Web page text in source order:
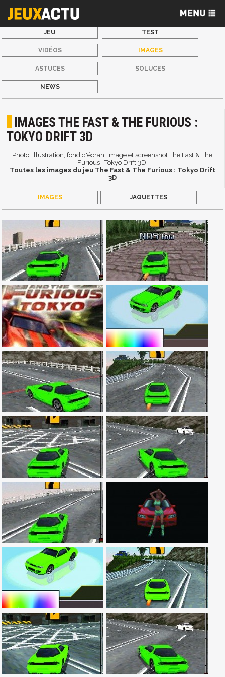
JEU TEST
VIDÉOS IMAGES
ASTUCES SOLUCES
NEWS
IMAGES THE FAST & THE FURIOUS :
TOKYO DRIFT 3D
Photo, Illustration, fond d'écran, image et screenshot The Fast & The
Furious : Tokyo Drift 3D.
Toutes les images du jeu The Fast & The Furious : Tokyo Drift
3D
IMAGES JAQUETTES